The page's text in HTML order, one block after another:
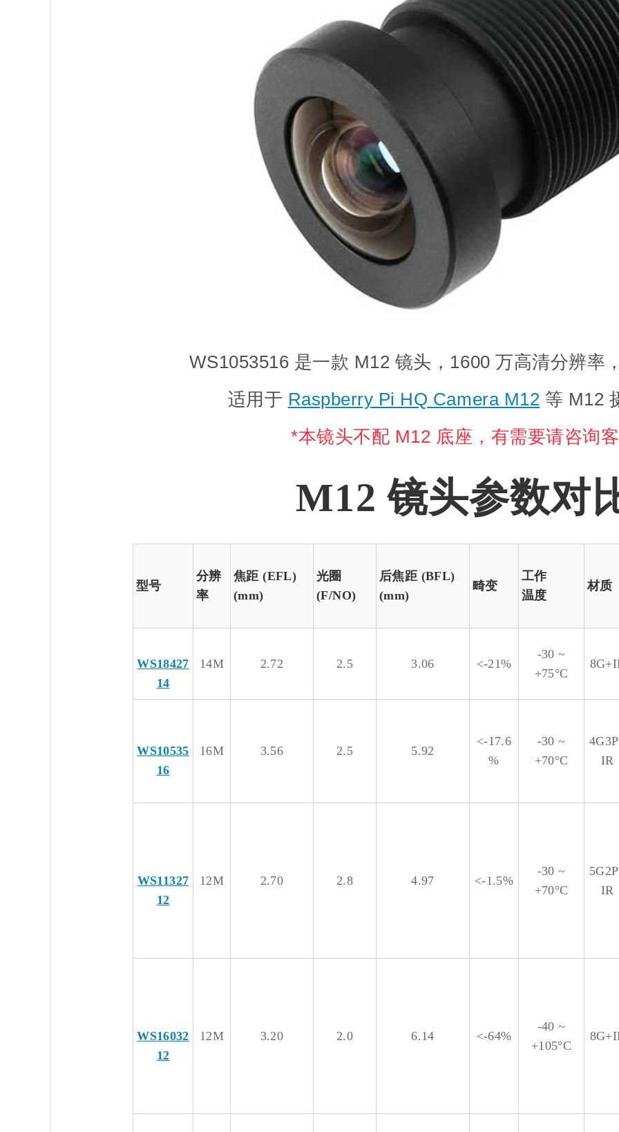
WS1053516 是一款 M12 镜头，1600 万高清分辨率
适用于 Raspberry Pi HQ Camera M12 等 M12
*本镜头不配 M12 底座，有需要请咨询
M12 镜头参数对
型号
分辨
率
焦距 (EFL)
(mm)
光圈
(F/NO)
后焦距 (BFL)
(mm)
畸变
工作
温度
材质
WS18427
14
14M 2.72 2.5 3.06 <-21%
-30 ~
+75°C
WS10535
16
16M 3.56 2.5 5.92
<-17.6
%
-30 ~
+70°C
IR
WS11327
12
12M 2.70 2.8 4.97 <-1.5%
-30 ~
+70°C
IR
WS16032
12
12M 3.20 2.0 6.14 <-64%
-40 ~
+105°C